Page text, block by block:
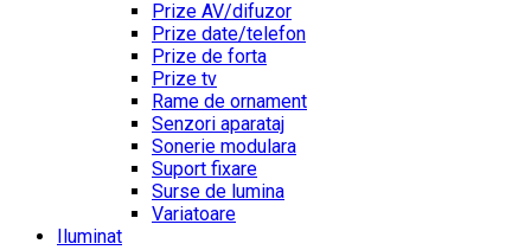
Prize AV/difuzor
Prize date/telefon
Prize de forta
Prize tv
Rame de ornament
Senzori aparataj
Sonerie modulara
Suport fixare
Surse de lumina
Variatoare
Iluminat